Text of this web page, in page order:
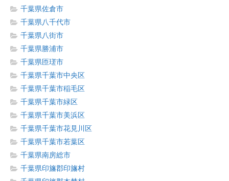
千葉県佐倉市
千葉県八千代市
千葉県八街市
千葉県勝浦市
千葉県匝瑳市
千葉県千葉市中央区
千葉県千葉市稲毛区
千葉県千葉市緑区
千葉県千葉市美浜区
千葉県千葉市花見川区
千葉県千葉市若葉区
千葉県南房総市
千葉県印旛郡印旛村